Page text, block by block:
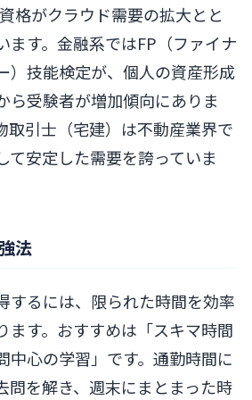
格がクラウド需要の拡大とと
ます。金融系ではFP（ファイナ
）技能検定が、個人の資産形成
ら受験者が増加傾向にありま
取引士（宅建）は不動産業界で
て安定した需要を誇っていま
法
するには、限られた時間を効率
ます。おすすめは「スキマ時間
中心の学習」です。通勤時間に
問を解き、週末にまとまった時